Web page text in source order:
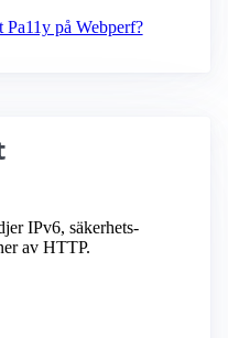
på Webperf?
IPv6, säkerhets­
av HTTP.